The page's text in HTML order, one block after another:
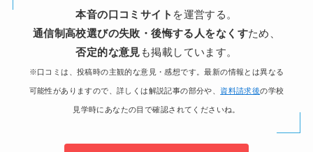
本音の口コミサイト を運営する。
通信制高校選びの失敗・後悔する人をなくすため、
否定的な意見 も掲載しています。
※口コミは、投稿時の主観的な意見・感想です。最新の情報とは異なる
可能性がありますので、詳しくは解説記事の部分や、 資料請求後の学校
見学時にあなたの目で確認されてくださいね。